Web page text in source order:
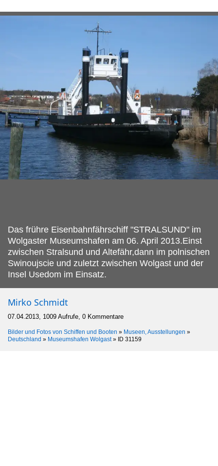
Das frühre Eisenbahnfährschiff "STRALSUND" im
Wolgaster Museumshafen am 06. April 2013.Einst
zwischen Stralsund und Altefähr,dann im polnischen
Swinoujscie und zuletzt zwischen Wolgast und der
Insel Usedom im Einsatz.
Mirko Schmidt
07.04.2013, 1009 Aufrufe, 0 Kommentare
Bilder und Fotos von Schiffen und Booten » Museen, Ausstellungen »
Deutschland » Museumshafen Wolgast» ID 31159